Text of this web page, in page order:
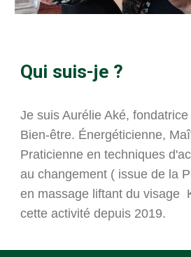
Qui suis-je ?
Je suis Aurélie Aké,
Bien-être. Énergéticienne,
Praticienne en techniques
au changement ( issue de la
en massage liftant du visage
cette activité depuis 2019.